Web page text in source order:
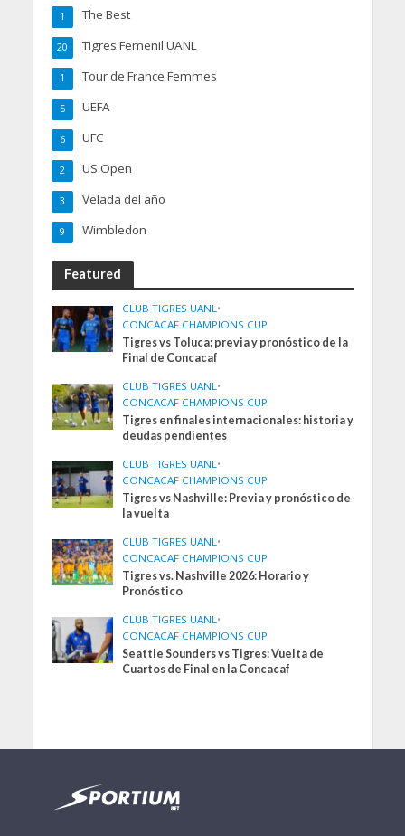
The Best
1
Tigres Femenil UANL
20
Tour de France Femmes
1
UEFA
5
UFC
6
US Open
2
Velada del año
3
Wimbledon
9
Featured
CLUB TIGRES UANL •
CONCACAF CHAMPIONS CUP
Tigres vs Toluca: previa y pronóstico de la
Final de Concacaf
CLUB TIGRES UANL •
CONCACAF CHAMPIONS CUP
Tigres en finales internacionales: historia y
deudas pendientes
CLUB TIGRES UANL •
CONCACAF CHAMPIONS CUP
Tigres vs Nashville: Previa y pronóstico de
la vuelta
CLUB TIGRES UANL •
CONCACAF CHAMPIONS CUP
Tigres vs. Nashville 2026: Horario y
Pronóstico
CLUB TIGRES UANL •
CONCACAF CHAMPIONS CUP
Seattle Sounders vs Tigres: Vuelta de
Cuartos de Final en la Concacaf